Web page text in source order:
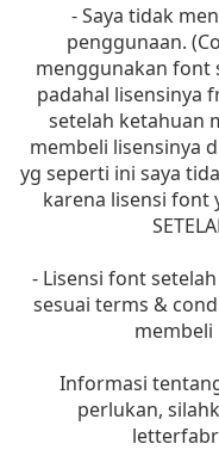
- Saya tidak
penggunaan.
menggunakan font
padahal lisensinya
setelah ketahuan
membeli lisensinya
yg seperti ini saya
karena lisensi font
- Lisensi font
sesuai terms &
Informasi
perlukan,